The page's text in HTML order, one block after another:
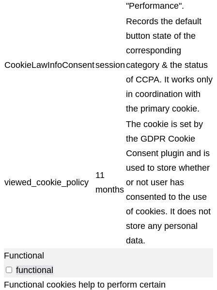
"Performance".
CookieLawInfoConsentsession
Records the default
button state of the
corresponding
category & the status
of CCPA. It works only
in coordination with
the primary cookie.
viewed_cookie_policy
11
months
The cookie is set by
the GDPR Cookie
Consent plugin and is
used to store whether
or not user has
consented to the use
of cookies. It does not
store any personal
data.
Functional
functional
Functional cookies help to perform certain